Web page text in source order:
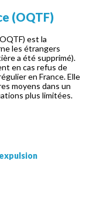
(OQTF)
est la
les étrangers
a été supprimé).
en cas refus de
en France. Elle
moyens dans un
plus limitées.